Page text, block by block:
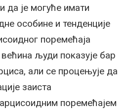
да је могуће имати
особине и тенденције
поремећаја
људи показује бар
али се процењује да
заиста
поремећајем